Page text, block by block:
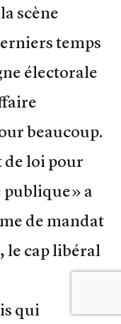
scène
temps
électorale
beaucoup.
de loi pour
publique» a
de mandat
le cap libéral
qui